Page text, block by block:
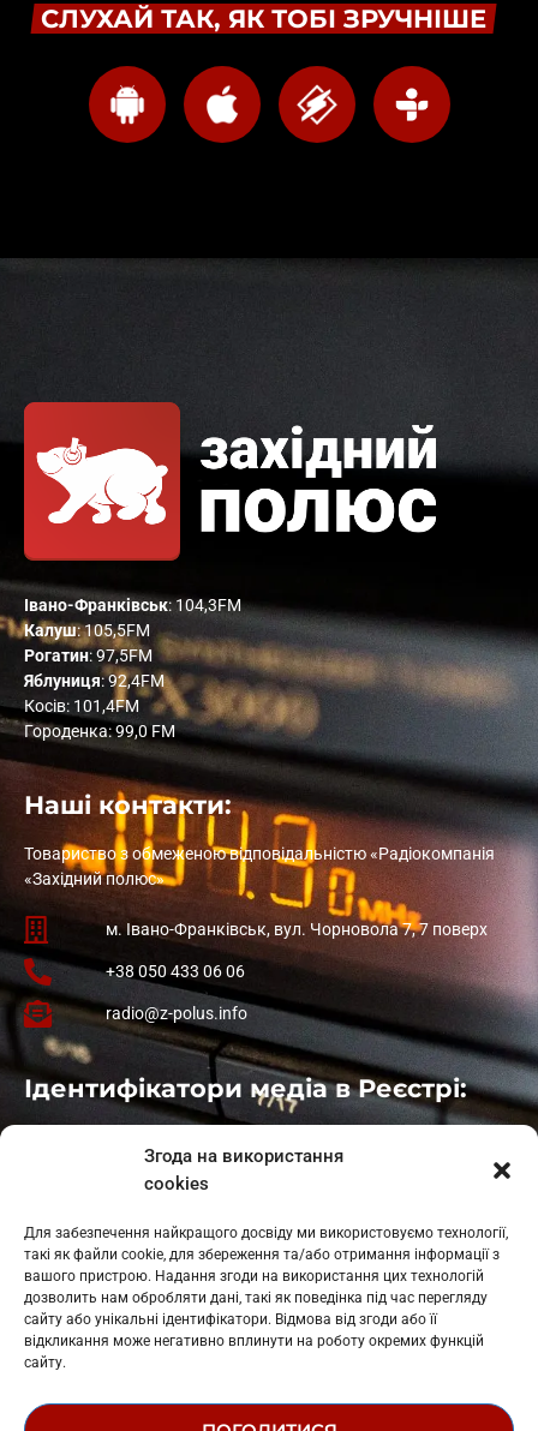
Згода на використання
cookies
Для забезпечення найкращого досвіду ми використовуємо технології,
такі як файли cookie, для збереження та/або отримання інформації з
вашого пристрою. Надання згоди на використання цих технологій
дозволить нам обробляти дані, такі як поведінка під час перегляду
сайту або унікальні ідентифікатори. Відмова від згоди або її
відкликання може негативно вплинути на роботу окремих функцій
сайту.
СЛУХАЙ ТАК, ЯК ТОБІ ЗРУЧНІШЕ
Івано-Франківськ: 104,3FM
Калуш: 105,5FM
Рогатин: 97,5FM
Яблуниця: 92,4FM
Косів: 101,4FM
Городенка: 99,0 FM
Наші контакти:
Товариство з обмеженою відповідальністю «Радіокомпанія
«Західний полюс»
м. Івано-Франківськ, вул. Чорновола 7, 7 поверх
+38 050 433 06 06
radio@z-polus.info
Ідентифікатори медіа в Реєстрі:
: L11-01410
: L11-01801
Косів: L11-01805
Гарасимів: L11-02274